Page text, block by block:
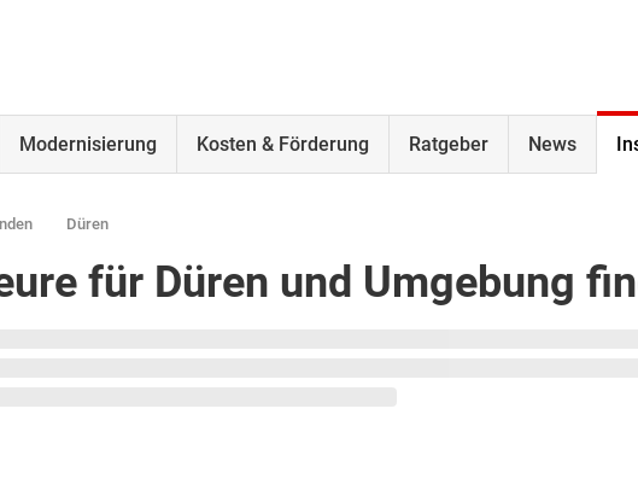
Modernisierung Kosten & Förderung Ratgeber News
Düren
für Düren und Umgebung